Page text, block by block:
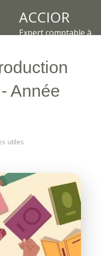
ACCIOR
Expert comptable à
Année
utiles